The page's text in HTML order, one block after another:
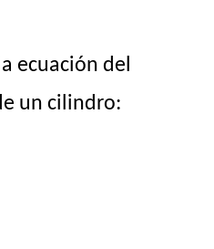
ecuación del
un cilindro: